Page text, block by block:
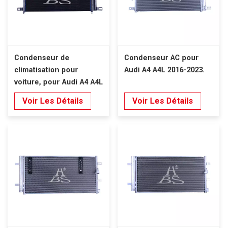
Condenseur de
climatisation pour
voiture, pour Audi A4 A4L
2016 – 2023
Voir Les Détails
Condenseur AC pour
Audi A4 A4L 2016-2023.
Voir Les Détails